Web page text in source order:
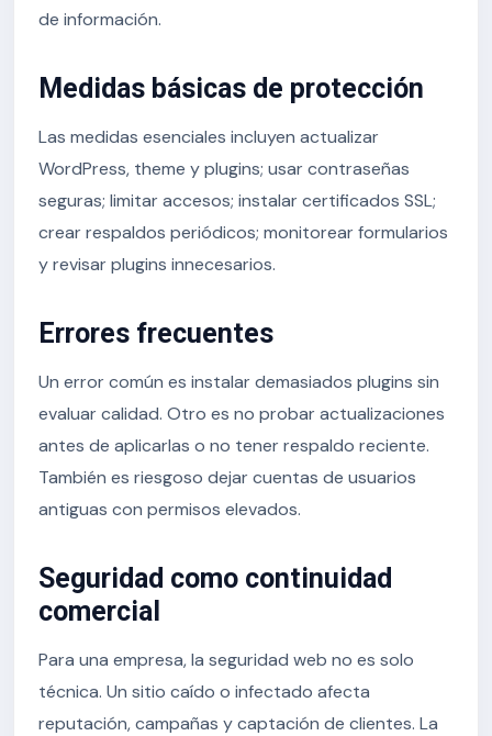
de información.
Medidas básicas de protección
Las medidas esenciales incluyen actualizar
WordPress, theme y plugins; usar contraseñas
seguras; limitar accesos; instalar certificados SSL;
crear respaldos periódicos; monitorear formularios
y revisar plugins innecesarios.
Errores frecuentes
Un error común es instalar demasiados plugins sin
evaluar calidad. Otro es no probar actualizaciones
antes de aplicarlas o no tener respaldo reciente.
También es riesgoso dejar cuentas de usuarios
antiguas con permisos elevados.
Seguridad como continuidad
comercial
Para una empresa, la seguridad web no es solo
técnica. Un sitio caído o infectado afecta
reputación, campañas y captación de clientes. La